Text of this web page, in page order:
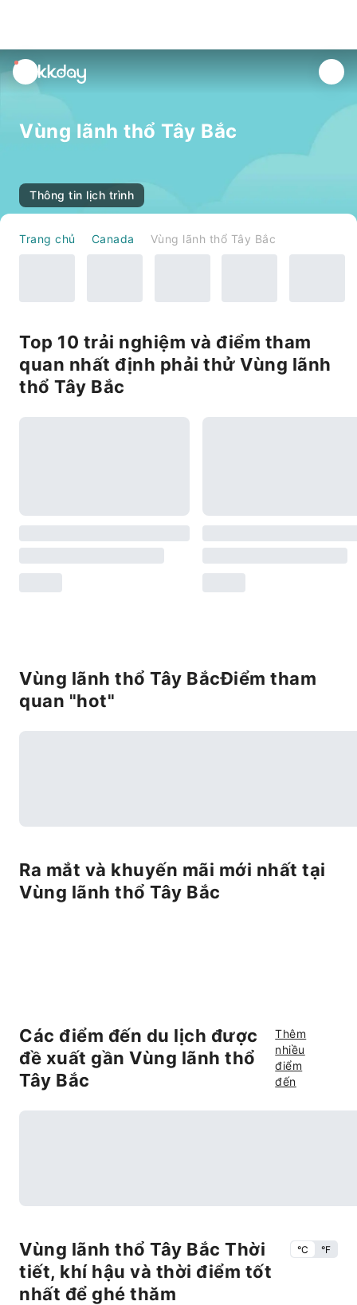
unread
notifications
Vùng lãnh thổ Tây Bắc
Thông tin lịch trình
Trang chủ Canada Vùng lãnh thổ Tây Bắc
Top 10 trải nghiệm và điểm tham
quan nhất định phải thử Vùng lãnh
thổ Tây Bắc
Vùng lãnh thổ Tây BắcĐiểm tham
quan "hot"
Ra mắt và khuyến mãi mới nhất tại
Vùng lãnh thổ Tây Bắc
Các điểm đến du lịch được
đề xuất gần Vùng lãnh thổ
Tây Bắc
Thêm
nhiều
điểm
đến
Vùng lãnh thổ Tây Bắc Thời
tiết, khí hậu và thời điểm tốt
nhất để ghé thăm
°C °F